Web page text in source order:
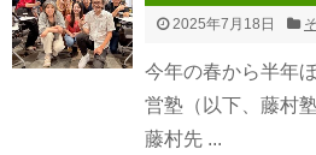
2025年7月18日
今年の春から半年
営塾（以下、藤村
藤村先 ...